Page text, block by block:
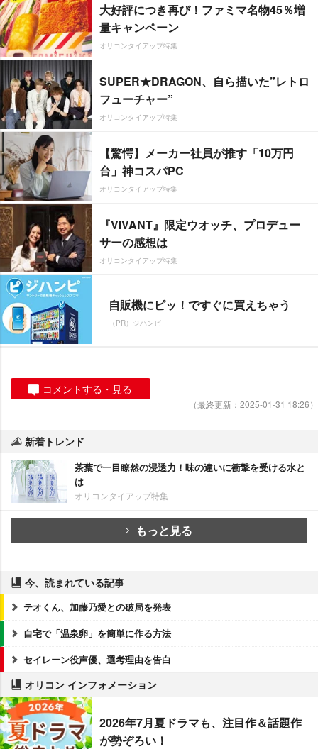
大好評につき再び！ファミマ名物45％増
量キャンペーン
オリコンタイアップ特集
SUPER★DRAGON、自ら描いた”レトロ
フューチャー”
オリコンタイアップ特集
【驚愕】メーカー社員が推す「10万円
台」神コスパPC
オリコンタイアップ特集
『VIVANT』限定ウオッチ、プロデュー
サーの感想は
オリコンタイアップ特集
自販機にピッ！ですぐに買えちゃう
（PR）ジハンピ
コメントする・見る
（最終更新：2025-01-31 18:26）
新着トレンド
茶葉で一目瞭然の浸透力！味の違いに衝撃を受ける水と
は
オリコンタイアップ特集
もっと見る
今、読まれている記事
テオくん、加藤乃愛との破局を発表
自宅で「温泉卵」を簡単に作る方法
セイレーン役声優、選考理由を告白
オリコン インフォメーション
2026年7月夏ドラマも、注目作＆話題作
が勢ぞろい！